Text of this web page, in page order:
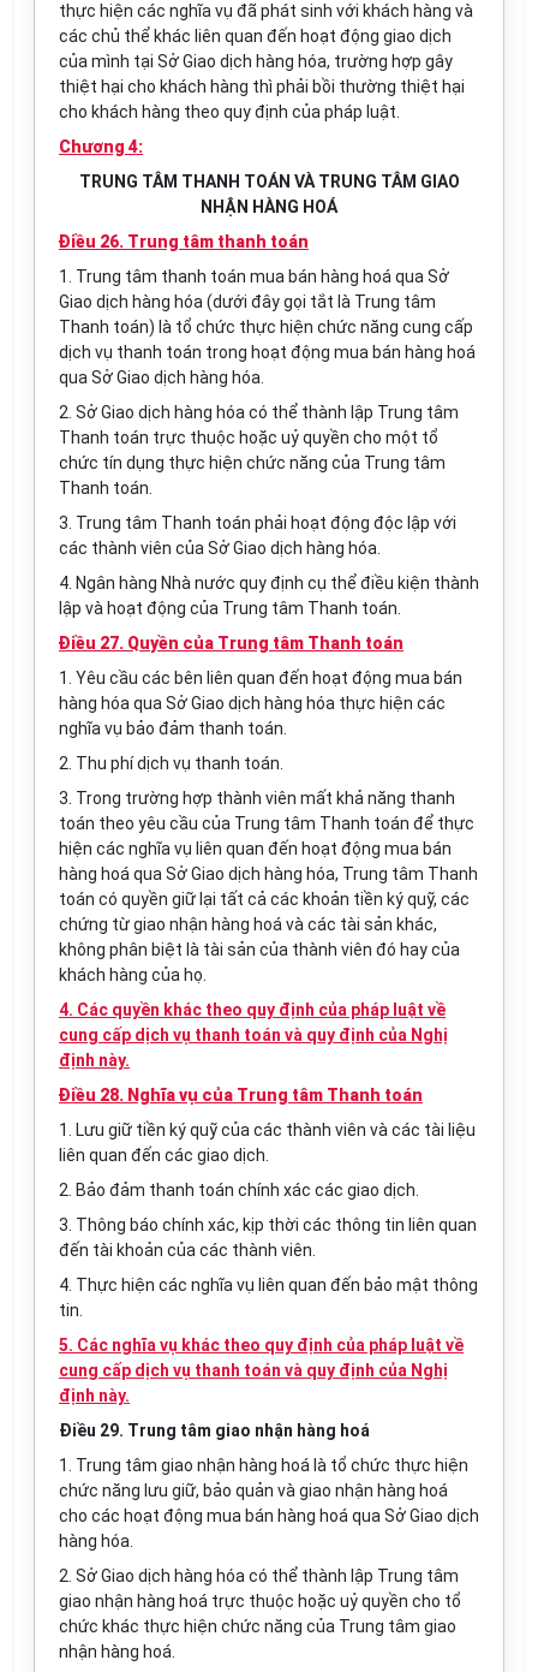
thực hiện các nghĩa vụ đã phát sinh với khách hàng và
các chủ thể khác liên quan đến hoạt động giao dịch
của mình tại Sở Giao dịch hàng hóa, trường hợp gây
thiệt hại cho khách hàng thì phải bồi thường thiệt hại
cho khách hàng theo quy định của pháp luật.
Chương 4:
TRUNG TÂM THANH TOÁN VÀ TRUNG TÂM GIAO
NHẬN HÀNG HOÁ
Điều 26. Trung tâm thanh toán
1. Trung tâm thanh toán mua bán hàng hoá qua Sở
Giao dịch hàng hóa (dưới đây gọi tắt là Trung tâm
Thanh toán) là tổ chức thực hiện chức năng cung cấp
dịch vụ thanh toán trong hoạt động mua bán hàng hoá
qua Sở Giao dịch hàng hóa.
2. Sở Giao dịch hàng hóa có thể thành lập Trung tâm
Thanh toán trực thuộc hoặc uỷ quyền cho một tổ
chức tín dụng thực hiện chức năng của Trung tâm
Thanh toán
3. Trung tâm Thanh toán phải hoạt động độc lập với
các thành viên của Sở Giao dịch hàng hóa.
4. Ngân hàng Nhà nước quy định cụ thể điều kiện thành
lập và hoạt động của Trung tâm Thanh toán
Điều 27. Quyền của Trung tâm Thanh toán
1. Yêu cầu các bên liên quan đến hoạt động mua bán
hàng hóa qua Sở Giao dịch hàng hóa thực hiện các
nghĩa vụ bảo đảm thanh toán.
2. Thu phí dịch vụ thanh toán.
3. Trong trường hợp thành viên mất khả năng thanh
toán theo yêu cầu của Trung tâm Thanh toán để thực
hiện các nghĩa vụ liên quan đến hoạt động mua bán
hàng hoá qua Sở Giao dịch hàng hóa, Trung tâm Thanh
toán có quyền giữ lại tất cả các khoản tiền ký quỹ, các
chứng từ giao nhận hàng hoá và các tài sản khác,
không phân biệt là tài sản của thành viên đó hay của
khách hàng của họ.
4. Các quyền khác theo quy định của pháp luật về
cung cấp dịch vụ thanh toán và quy định của Nghị
định này.
Điều 28. Nghĩa vụ của Trung tâm Thanh toán
1. Lưu giữ tiền ký quỹ của các thành viên và các tài liệu
liên quan đến các giao dịch.
2. Bảo đảm thanh toán chính xác các giao dịch.
3. Thông báo chính xác, kịp thời các thông tin liên quan
đến tài khoản của các thành viên.
4. Thực hiện các nghĩa vụ liên quan đến bảo mật thông
tin.
5. Các nghĩa vụ khác theo quy định của pháp luật về
cung cấp dịch vụ thanh toán và quy định của Nghị
định này.
Điều 29. Trung tâm giao nhận hàng hoá
1. Trung tâm giao nhận hàng hoá là tổ chức thực hiện
chức năng lưu giữ, bảo quản và giao nhận hàng hoá
cho các hoạt động mua bán hàng hoá qua Sở Giao dịch
hàng hóa.
2. Sở Giao dịch hàng hóa có thể thành lập Trung tâm
giao nhận hàng hoá trực thuộc hoặc uỷ quyền cho tổ
chức khác thực hiện chức năng của Trung tâm giao
nhận hàng hoá.